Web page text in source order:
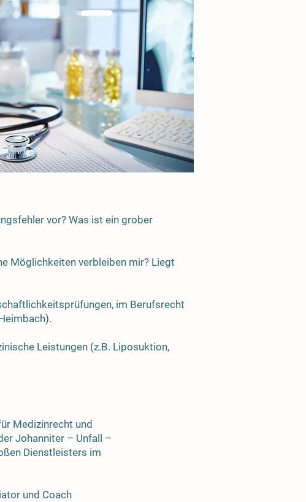
vor? Was ist ein grober
Möglichkeiten verbleiben mir? Liegt
im Berufsrecht
Leistungen (z.B. Liposuktion,
Medizinrecht und
Johanniter – Unfall –
Dienstleisters im
und Coach